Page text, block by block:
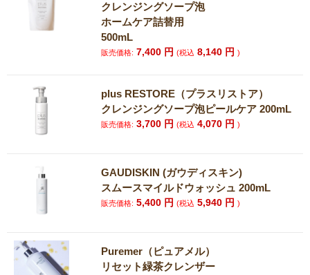
クレンジングソープ泡
ホームケア詰替用
500mL
販売価格: 7,400 円(税込 8,140 円)
plus RESTORE（プラスリストア）
クレンジングソープ泡ピールケア 200mL
販売価格: 3,700 円(税込 4,070 円)
GAUDISKIN (ガウディスキン)
スムースマイルドウォッシュ 200mL
販売価格: 5,400 円(税込 5,940 円)
Puremer（ピュアメル）
リセット緑茶クレンザー